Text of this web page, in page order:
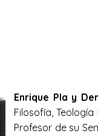
Enrique Pla y
Filosofía,
Profesor de su